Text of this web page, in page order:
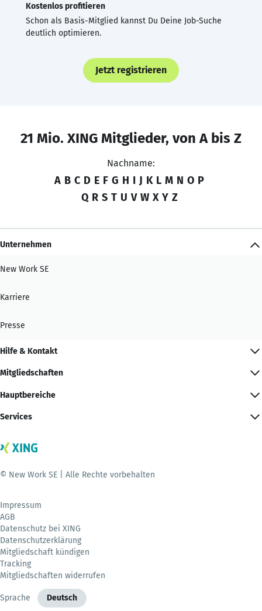
Kostenlos profitieren
Schon als Basis-Mitglied kannst Du Deine Job-Suche
deutlich optimieren.
Jetzt registrieren
21 Mio. XING Mitglieder, von A bis Z
Nachname:
A B C D E F G H I J K L M N O P
Q R S T U V W X Y Z
Unternehmen
New Work SE
Karriere
Presse
Hilfe & Kontakt
Mitgliedschaften
Hauptbereiche
Services
© New Work SE | Alle Rechte vorbehalten
Impressum
AGB
Datenschutz bei XING
Datenschutzerklärung
Mitgliedschaft kündigen
Tracking
Mitgliedschaften widerrufen
Sprache Deutsch